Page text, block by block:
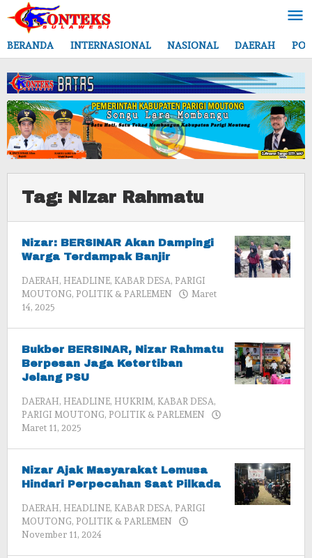
Lewati
ke
konten
BERANDA
INTERNASIONAL NASIONAL DAERAH
Tag: Nizar Rahmatu
Nizar: BERSINAR Akan Dampingi
Warga Terdampak Banjir
DAERAH, HEADLINE, KABAR DESA, PARIGI
MOUTONG, POLITIK & PARLEMEN
Maret
14, 2025
Bukber BERSINAR, Nizar Rahmatu
Berpesan Jaga Ketertiban
Jelang PSU
DAERAH, HEADLINE, HUKRIM, KABAR DESA,
PARIGI MOUTONG, POLITIK & PARLEMEN
Maret 11, 2025
Nizar Ajak Masyarakat Lemusa
Hindari Perpecahan Saat Pilkada
DAERAH, HEADLINE, KABAR DESA, PARIGI
MOUTONG, POLITIK & PARLEMEN
November 11, 2024